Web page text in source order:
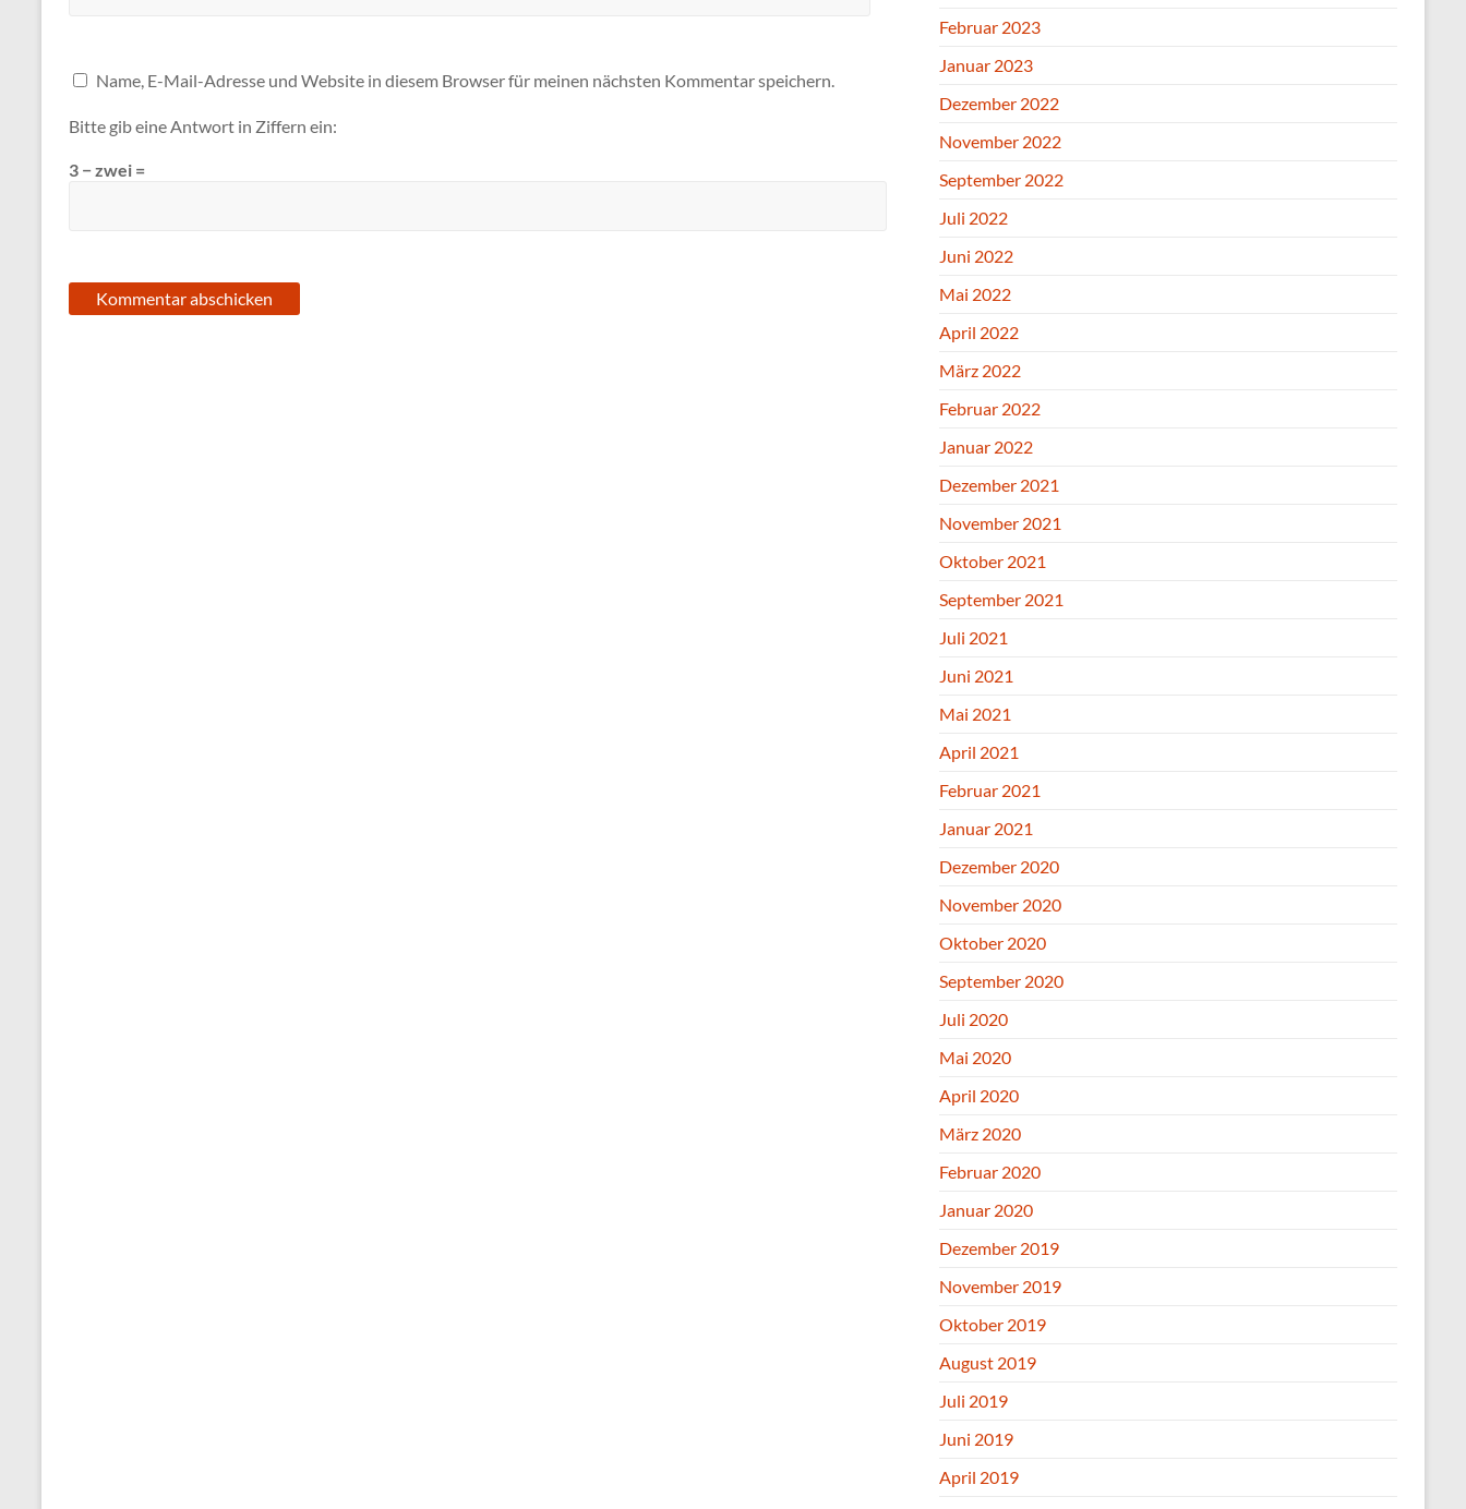
Name, E-Mail-Adresse und Website in diesem Browser für meinen nächsten Kommentar speichern.
Bitte gib eine Antwort in Ziffern ein:
3 − zwei =
Februar 2023
Januar 2023
Dezember 2022
November 2022
September 2022
Juli 2022
Juni 2022
Mai 2022
April 2022
März 2022
Februar 2022
Januar 2022
Dezember 2021
November 2021
Oktober 2021
September 2021
Juli 2021
Juni 2021
Mai 2021
April 2021
Februar 2021
Januar 2021
Dezember 2020
November 2020
Oktober 2020
September 2020
Juli 2020
Mai 2020
April 2020
März 2020
Februar 2020
Januar 2020
Dezember 2019
November 2019
Oktober 2019
August 2019
Juli 2019
Juni 2019
April 2019